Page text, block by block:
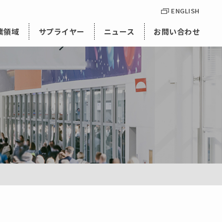
ENGLISH
領域 サプライヤー ニュース お問い合わせ